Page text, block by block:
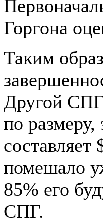
Горгона
Таким
Другой
по
помешало
85% его
СПГ.